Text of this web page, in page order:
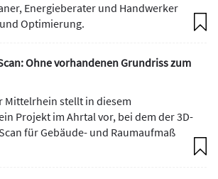
Energieberater und Handwerker
Optimierung.
Ohne vorhandenen Grundriss zum
Mittelrhein stellt in diesem
Projekt im Ahrtal vor, bei dem der 3D-
für Gebäude- und Raumaufmaß